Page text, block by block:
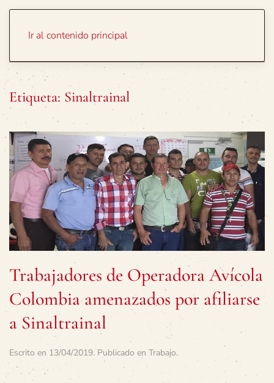
Ir al contenido principal
Etiqueta: Sinaltrainal
Trabajadores de Operadora Avícola
Colombia amenazados por afiliarse
a Sinaltrainal
Escrito en 13/04/2019. Publicado en Trabajo.